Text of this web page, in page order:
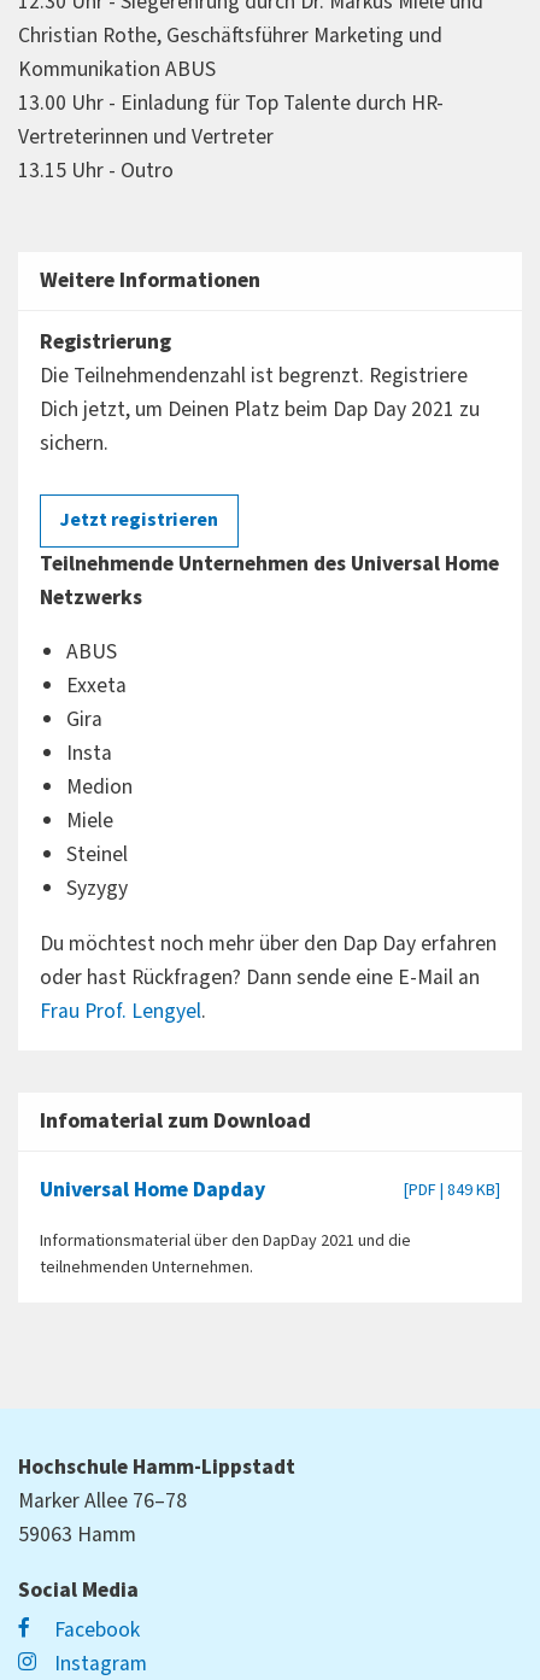
Christian Rothe, Geschäftsführer Marketing und
Kommunikation ABUS
13.00 Uhr - Einladung für Top Talente durch HR-
Vertreterinnen und Vertreter
13.15 Uhr - Outro
Weitere Informationen
Registrierung
Die Teilnehmendenzahl ist begrenzt. Registriere
Dich jetzt, um Deinen Platz beim Dap Day 2021 zu
sichern.
Jetzt registrieren
Teilnehmende Unternehmen des Universal Home
Netzwerks
ABUS
Exxeta
Gira
Insta
Medion
Miele
Steinel
Syzygy
Du möchtest noch mehr über den Dap Day erfahren
oder hast Rückfragen? Dann sende eine E-Mail an
Frau Prof. Lengyel.
Infomaterial zum Download
Universal Home Dapday [PDF | 849 KB]
Informationsmaterial über den DapDay 2021 und die
teilnehmenden Unternehmen.
Hochschule Hamm-Lippstadt
Marker Allee 76–78
59063 Hamm
Social Media
Facebook
Instagram